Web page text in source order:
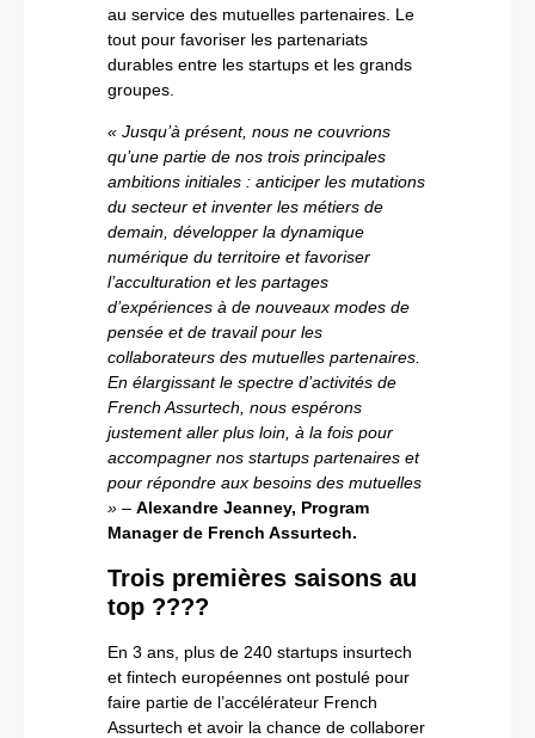
au service des mutuelles partenaires. Le
tout pour favoriser les partenariats
durables entre les startups et les grands
groupes.
« Jusqu’à présent, nous ne couvrions
qu’une partie de nos trois principales
ambitions initiales : anticiper les mutations
du secteur et inventer les métiers de
demain, développer la dynamique
numérique du territoire et favoriser
l’acculturation et les partages
d’expériences à de nouveaux modes de
pensée et de travail pour les
collaborateurs des mutuelles partenaires.
En élargissant le spectre d’activités de
French Assurtech, nous espérons
justement aller plus loin, à la fois pour
accompagner nos startups partenaires et
pour répondre aux besoins des mutuelles
» – Alexandre Jeanney, Program
Manager de French Assurtech.
Trois premières saisons au
top ????
En 3 ans, plus de 240 startups insurtech
et fintech européennes ont postulé pour
faire partie de l’accélérateur French
Assurtech et avoir la chance de collaborer